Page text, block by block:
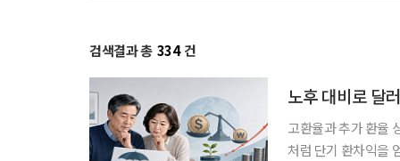
검색결과 총 334 건
노후 대비로 달
고환율과 추가 환율
처럼 단기 환차익을